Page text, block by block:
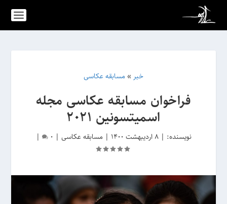
خبر » مسابقه عکاسی
فراخوان مسابقه عکاسی مجله
اسمیتسونین 2021
نویسنده: |8 اردیبهشت 1400 | مسابقه عکاسی |
0
|